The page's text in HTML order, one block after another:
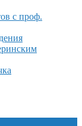
с проф.